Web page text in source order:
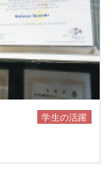
学生の活躍